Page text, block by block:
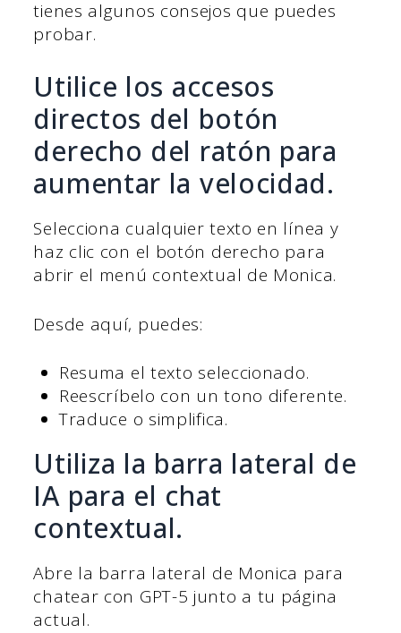
tienes algunos consejos que puedes
probar.
Utilice los accesos
directos del botón
derecho del ratón para
aumentar la velocidad.
Selecciona cualquier texto en línea y
haz clic con el botón derecho para
abrir el menú contextual de Monica.
Desde aquí, puedes:
Resuma el texto seleccionado.
Reescríbelo con un tono diferente.
Traduce o simplifica.
Utiliza la barra lateral de
IA para el chat
contextual.
Abre la barra lateral de Monica para
chatear con GPT-5 junto a tu página
actual.